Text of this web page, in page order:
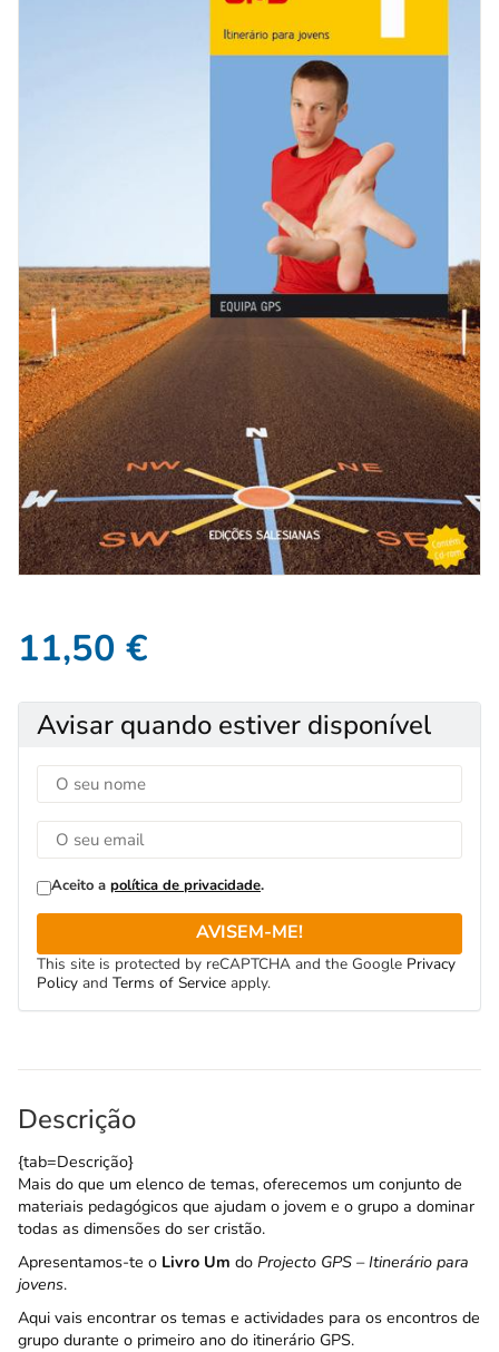
11,50 €
Avisar quando estiver disponível
Aceito a política de privacidade.
AVISEM-ME!
This site is protected by reCAPTCHA and the Google Privacy
Policy and Terms of Service apply.
Descrição
{tab=Descrição}
Mais do que um elenco de temas, oferecemos um conjunto de
materiais pedagógicos que ajudam o jovem e o grupo a dominar
todas as dimensões do ser cristão.
Apresentamos-te o Livro Um do Projecto GPS – Itinerário para
jovens.
Aqui vais encontrar os temas e actividades para os encontros de
grupo durante o primeiro ano do itinerário GPS.